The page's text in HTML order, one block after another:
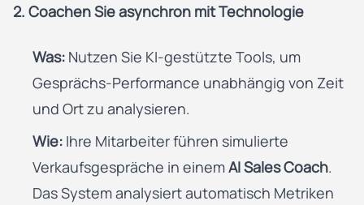
2. Coachen Sie asynchron mit Technologie
Was: Nutzen Sie KI-gestützte Tools, um
Gesprächs-Performance unabhängig von Zeit
und Ort zu analysieren.
Wie: Ihre Mitarbeiter führen simulierte
Verkaufsgespräche in einemAI Sales Coach.
Das System analysiert automatisch Metriken